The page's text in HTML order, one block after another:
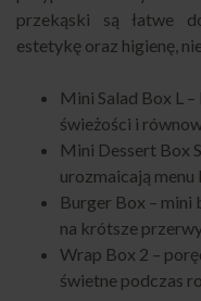
przekąski są łatwe
estetykę oraz higienę,
Mini Salad Box L –
świeżości i
Mini Dessert Box S
urozmaicają
Burger Box – mini
na krótsze
Wrap Box 2 –
świetne podczas